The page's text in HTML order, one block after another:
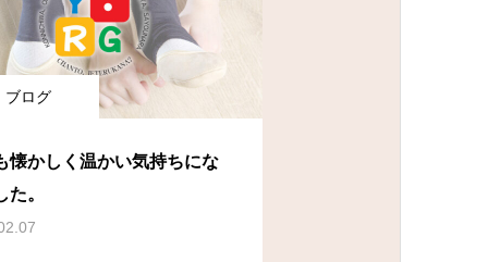
ブログ
懐かしく温かい気持ちにな
た。